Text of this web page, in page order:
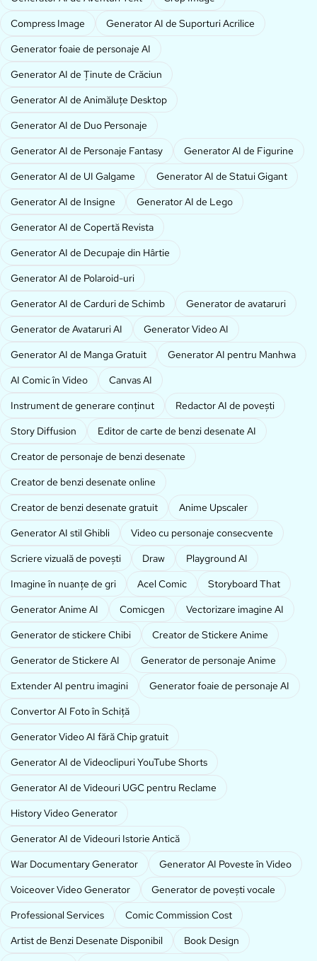
Compress Image
Generator AI de Suporturi Acrilice
Generator foaie de personaje AI
Generator AI de Ținute de Crăciun
Generator AI de Animăluțe Desktop
Generator AI de Duo Personaje
Generator AI de Personaje Fantasy
Generator AI de Figurine
Generator AI de UI Galgame
Generator AI de Statui Gigant
Generator AI de Insigne
Generator AI de Lego
Generator AI de Copertă Revista
Generator AI de Decupaje din Hârtie
Generator AI de Polaroid-uri
Generator AI de Carduri de Schimb
Generator de avataruri
Generator de Avataruri AI
Generator Video AI
Generator AI de Manga Gratuit
Generator AI pentru Manhwa
AI Comic în Video
Canvas AI
Instrument de generare conținut
Redactor AI de povești
Story Diffusion
Editor de carte de benzi desenate AI
Creator de personaje de benzi desenate
Creator de benzi desenate online
Creator de benzi desenate gratuit
Anime Upscaler
Generator AI stil Ghibli
Video cu personaje consecvente
Scriere vizuală de povești
Draw
Playground AI
Imagine în nuanțe de gri
Acel Comic
Storyboard That
Generator Anime AI
Comicgen
Vectorizare imagine AI
Generator de stickere Chibi
Creator de Stickere Anime
Generator de Stickere AI
Generator de personaje Anime
Extender AI pentru imagini
Generator foaie de personaje AI
Convertor AI Foto în Schiță
Generator Video AI fără Chip gratuit
Generator AI de Videoclipuri YouTube Shorts
Generator AI de Videouri UGC pentru Reclame
History Video Generator
Generator AI de Videouri Istorie Antică
War Documentary Generator
Generator AI Poveste în Video
Voiceover Video Generator
Generator de povești vocale
Professional Services
Comic Commission Cost
Artist de Benzi Desenate Disponibil
Book Design